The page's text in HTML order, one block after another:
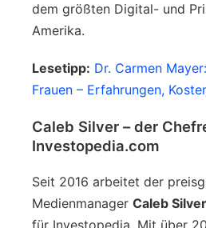
dem größten Digital- und
Amerika.
Lesetipp: Dr. Carmen
Frauen – Erfahrungen,
Caleb Silver – der
Investopedia.com
Seit 2016 arbeitet der
Medienmanager Caleb Silver